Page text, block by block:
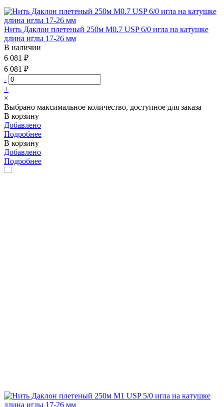
Нить Даклон плетеный 250м М0.7 USP 6/0 игла на катушке
длина иглы 17-26 мм
В наличии
6 081 ₽
6 081 ₽
-
+
×
Выбрано максимальное количество, доступное для заказа
В корзину
Добавлено
Подробнее
В корзину
Добавлено
Подробнее